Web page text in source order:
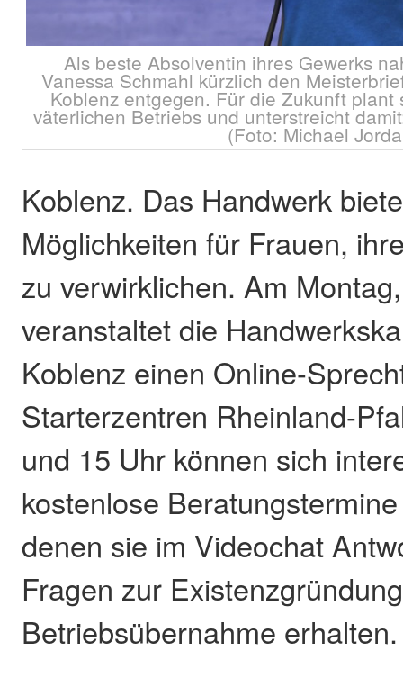
Als beste Absolventin ihres Gewerks
Vanessa Schmahl kürzlich den
Koblenz entgegen. Für die Zukunft
väterlichen Betriebs und unterstreicht
(Foto: Michael
Koblenz. Das Handwerk
Möglichkeiten für Frauen,
zu verwirklichen. Am
veranstaltet die
Koblenz einen Online-
Starterzentren Rheinland-
und 15 Uhr können sich
kostenlose
denen sie im Videochat
Fragen zur
Betriebsübernahme erhalten.